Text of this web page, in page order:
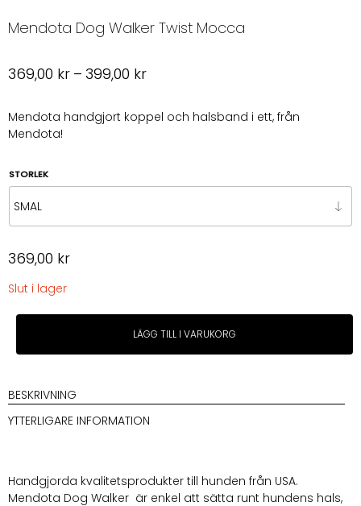
Mendota Dog Walker Twist Mocca
369,00 kr – 399,00 krPrisintervall:
till
Mendota handgjort koppel och halsband i ett, från
Mendota!
STORLEK
369,00 kr
Slut i lager
Mendota
Walker
Mocca
mängd
LÄGG TILL I VARUKORG
BESKRIVNING
YTTERLIGARE INFORMATION
Handgjorda kvalitetsprodukter till hunden från USA.
Mendota Dog Walker är enkel att sätta runt hundens hals,